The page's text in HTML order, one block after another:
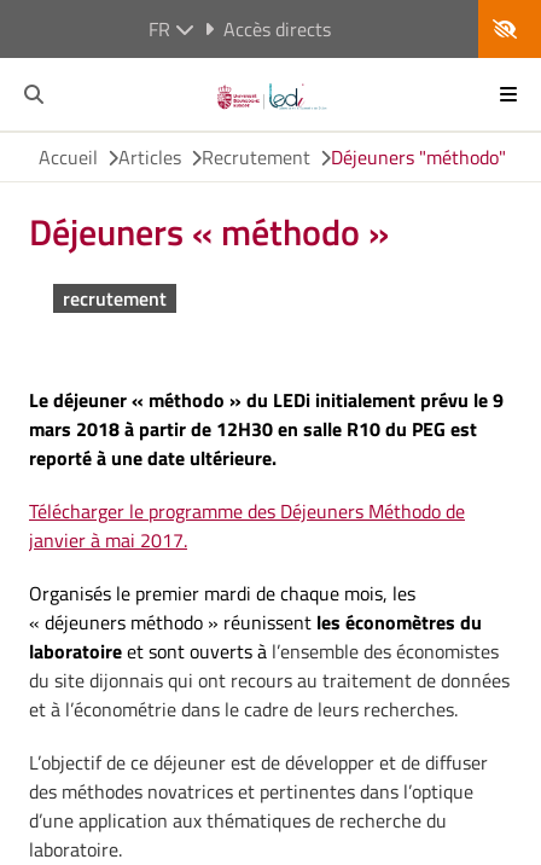
FR Accès directs
Accueil Articles Recrutement Déjeuners "méthodo"
Déjeuners « méthodo »
recrutement
Le déjeuner « méthodo » du LEDi initialement prévu le 9
mars 2018 à partir de 12H30 en salle R10 du PEG est
reporté à une date ultérieure.
Télécharger le programme des Déjeuners Méthodo de
janvier à mai 2017.
Organisés le premier mardi de chaque mois, les
« déjeuners méthodo » réunissent les économètres du
laboratoireet sont ouverts à l’ensemble des économistes
du site dijonnais qui ont recours au traitement de données
et à l’économétrie dans le cadre de leurs recherches.
L’objectif de ce déjeuner est de développer et de diffuser
des méthodes novatrices et pertinentes dans l’optique
d’une application aux thématiques de recherche du
laboratoire.